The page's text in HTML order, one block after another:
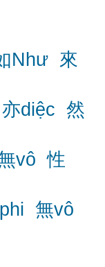
Như 來
亦diệc 然
vô 性
無vô